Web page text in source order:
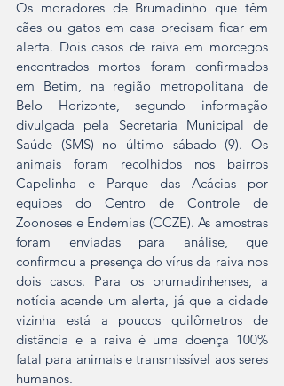
Os moradores de Brumadinho que têm
cães ou gatos em casa precisam ficar em
alerta. Dois casos de raiva em morcegos
encontrados mortos foram confirmados
em Betim, na região metropolitana de
Belo Horizonte, segundo informação
divulgada pela Secretaria Municipal de
Saúde (SMS) no último sábado (9). Os
animais foram recolhidos nos bairros
Capelinha e Parque das Acácias por
equipes do Centro de Controle de
Zoonoses e Endemias (CCZE). As amostras
foram enviadas para análise, que
confirmou a presença do vírus da raiva nos
dois casos. Para os brumadinhenses, a
notícia acende um alerta, já que a cidade
vizinha está a poucos quilômetros de
distância e a raiva é uma doença 100%
fatal para animais e transmissível aos seres
humanos.